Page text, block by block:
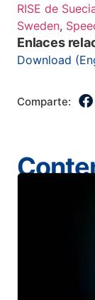
RISE de
Sweden,
Enlaces
Download
Comparte: